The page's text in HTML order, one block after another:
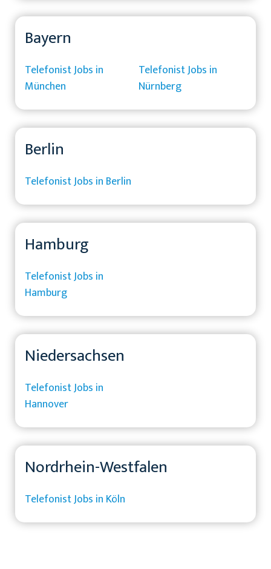
Bayern
Telefonist Jobs in
München
Telefonist Jobs in
Nürnberg
Berlin
Telefonist Jobs in Berlin
Hamburg
Telefonist Jobs in
Hamburg
Niedersachsen
Telefonist Jobs in
Hannover
Nordrhein-Westfalen
Telefonist Jobs in Köln